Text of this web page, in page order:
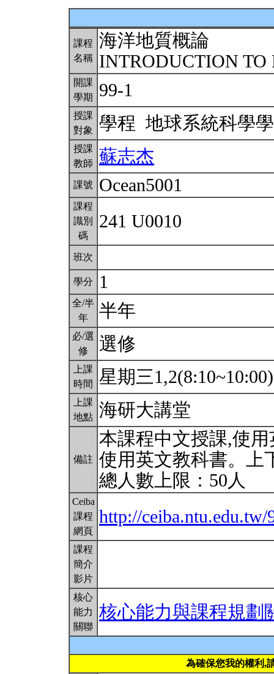
課程
名稱
海洋地質概論
INTRODUCTION
開課
學期
99-1
授課
對象
學程 地球系統科學
授課
教師
蘇志杰
課號 Ocean5001
課程
識別
碼
241 U0010
班次
學分 1
全/半
年
半年
必/選
修
選修
上課
時間
星期三
上課
地點 海研大講堂
備註
本課程中文授課,使
使用英文教科書。上
總人數上限：50人
Ceiba
課程
網頁
http://
課程
簡介
影片
核心
能力
關聯
核心能力與課程規劃
為確保您我的權利,